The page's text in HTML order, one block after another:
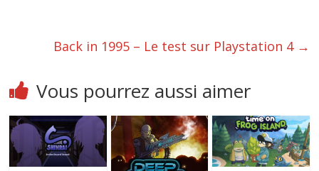
Back in 1995 – Le test sur Playstation 4 →
Vous pourrez aussi aimer